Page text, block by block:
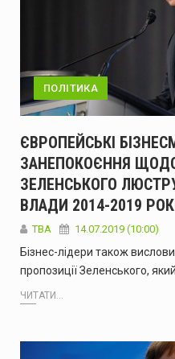
ПОЛІТИКА
ЄВРОПЕЙСЬКІ
ЗАНЕПОКОЄННЯ ЩОДО
ЗЕЛЕНСЬКОГО
ВЛАДИ 2014-2019
ТВА 14.07.2019 (10:00)
Бізнес-лідери також
пропозиції Зеленського,
ЧИТАТИ...